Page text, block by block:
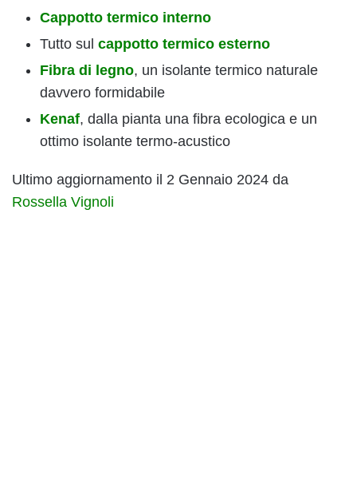
Cappotto termico interno
Tutto sul cappotto termico esterno
Fibra di legno, un isolante termico naturale
davvero formidabile
Kenaf, dalla pianta una fibra ecologica e un
ottimo isolante termo-acustico
Ultimo aggiornamento il 2 Gennaio 2024 da
Rossella Vignoli